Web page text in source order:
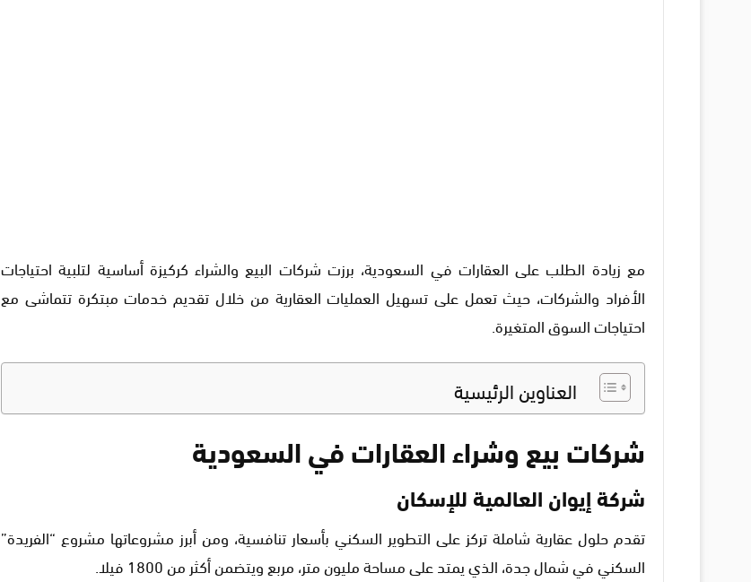
مع زيادة الطلب على العقارات في السعودية، برزت شركات البيع والشراء كركيزة أساسية لتلبية احتياجات
الأفراد والشركات، حيث تعمل على تسهيل العمليات العقارية من خلال تقديم خدمات مبتكرة تتماشى مع
احتياجات السوق المتغيرة.
العناوين الرئيسية
شركات بيع وشراء العقارات في السعودية
شركةإيوان العالمية للإسكان
تقدم حلول عقارية شاملة تركز على التطوير السكني بأسعار تنافسية، ومن أبرز مشروعاتها مشروع “الفريدة”
السكني في شمال جدة، الذي يمتد على مساحة مليون متر، مربع ويتضمن أكثر من 1800 فيلا.